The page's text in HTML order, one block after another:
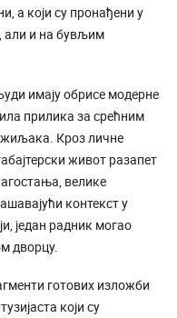
а који су пронађени у
али и на бувљим
имају обрисе модерне
прилика за срећним
Кроз личне
живот разапет
велике
контекст у
један радник могао
дворцу.
готових изложби
који су